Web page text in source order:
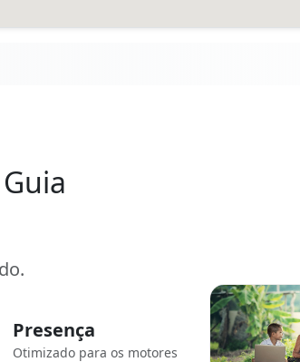
Presença
Otimizado para os motores